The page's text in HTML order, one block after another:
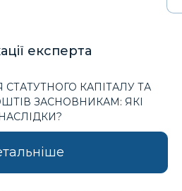
експерта
КАПІТАЛУ ТА
ЗАСНОВНИКАМ: ЯКІ